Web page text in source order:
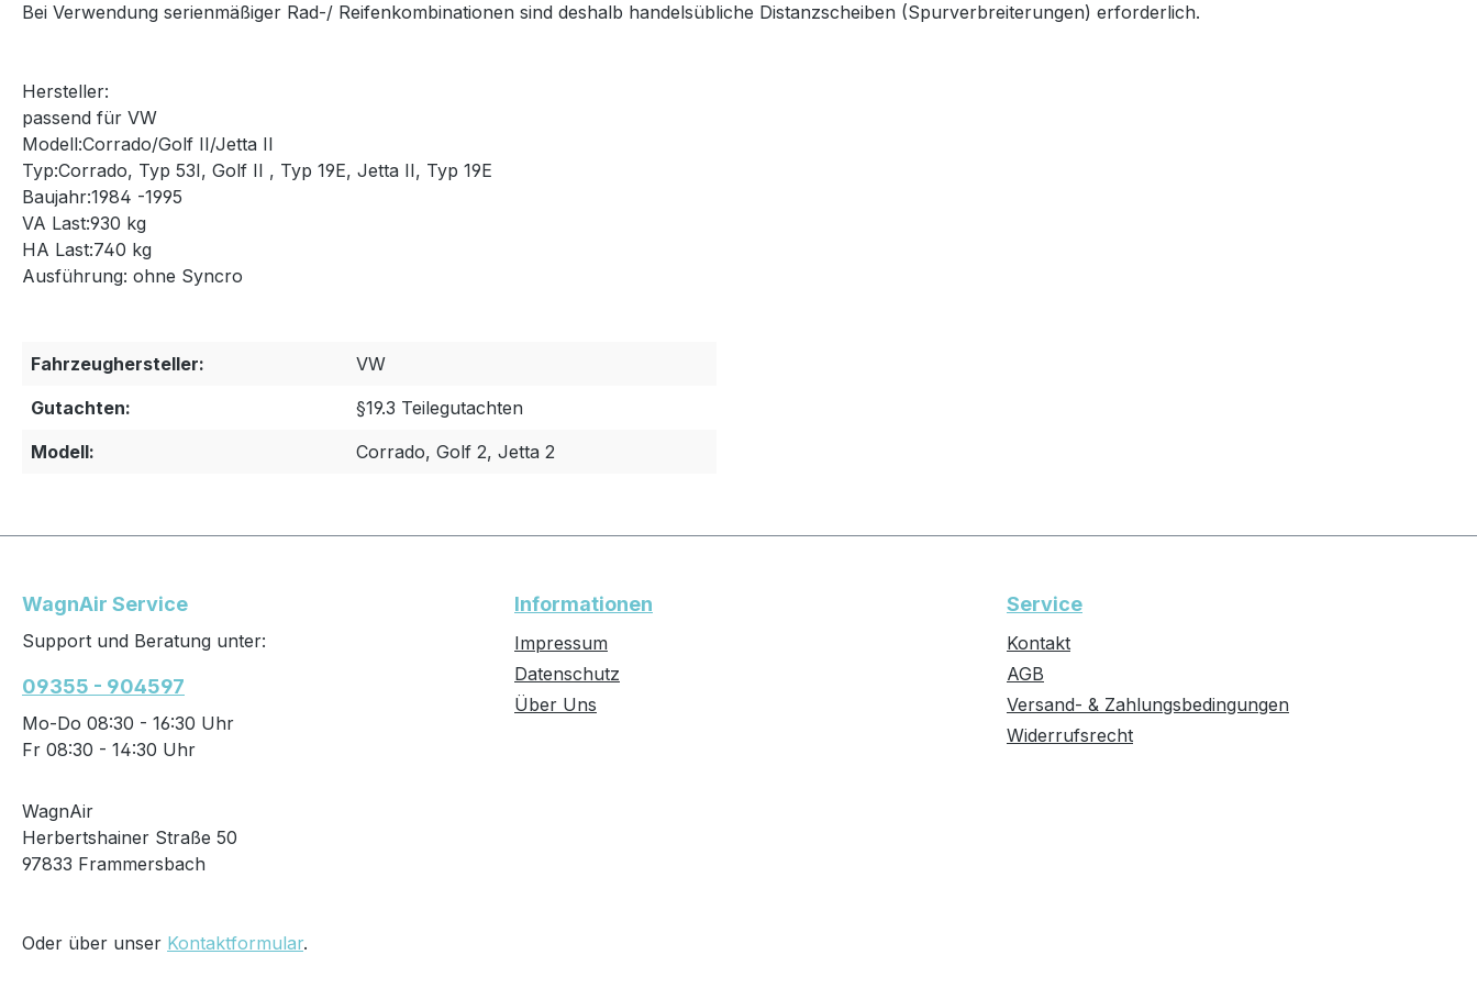
Bei Verwendung serienmäßiger Rad-/ Reifenkombinationen sind deshalb handelsübliche Distanzscheiben (Spurverbreiterungen) erforderlich.
Hersteller:
passend für VW
Modell:Corrado/Golf II/Jetta II
Typ:Corrado, Typ 53I, Golf II , Typ 19E, Jetta II, Typ 19E
Baujahr:1984 -1995
VA Last:930 kg
HA Last:740 kg
Ausführung: ohne Syncro
Fahrzeughersteller:
VW
Gutachten:
§19.3 Teilegutachten
Modell:
Corrado, Golf 2, Jetta 2
WagnAir Service
Support und Beratung unter:
09355 - 904597
Mo-Do 08:30 - 16:30 Uhr
Fr 08:30 - 14:30 Uhr
WagnAir
Herbertshainer Straße 50
97833 Frammersbach
Oder über unser Kontaktformular.
Informationen
Impressum
Datenschutz
Über Uns
Service
Kontakt
AGB
Versand- & Zahlungsbedingungen
Widerrufsrecht